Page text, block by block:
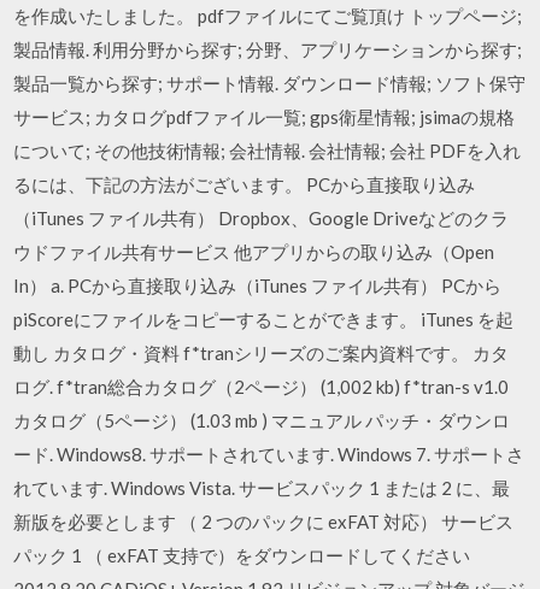
を作成いたしました。 pdfファイルにてご覧頂け トップページ;
製品情報. 利用分野から探す; 分野、アプリケーションから探す;
製品一覧から探す; サポート情報. ダウンロード情報; ソフト保守
サービス; カタログpdfファイル一覧; gps衛星情報; jsimaの規格
について; その他技術情報; 会社情報. 会社情報; 会社 PDFを入れ
るには、下記の方法がございます。 PCから直接取り込み
（iTunes ファイル共有） Dropbox、Google Driveなどのクラ
ウドファイル共有サービス 他アプリからの取り込み（Open
In） a. PCから直接取り込み（iTunes ファイル共有） PCから
piScoreにファイルをコピーすることができます。 iTunes を起
動し カタログ・資料 f*tranシリーズのご案内資料です。 カタ
ログ. f*tran総合カタログ（2ページ） (1,002 kb) f*tran-s v1.0
カタログ（5ページ） (1.03 mb ) マニュアル パッチ・ダウンロ
ード. Windows8. サポートされています. Windows 7. サポートさ
れています. Windows Vista. サービスパック 1 または 2 に、最
新版を必要とします （ 2 つのパックに exFAT 対応） サービス
パック 1 （ exFAT 支持で）をダウンロードしてください